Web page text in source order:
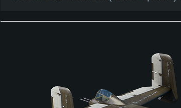
WZ-141-1 (Chine)
aéroportable similaire à l’American
véhicule possède un blindage pare-
sans recul de 105 mm. Le
prêt l’année suivante. Malgré des